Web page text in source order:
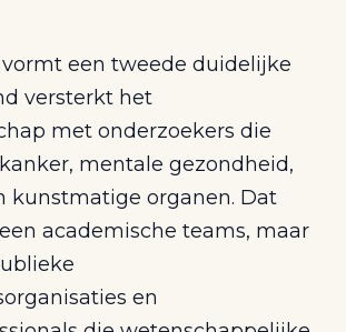
een tweede duidelijke
versterkt het
met onderzoekers die
mentale gezondheid,
kunstmatige organen. Dat
academische teams, maar
en